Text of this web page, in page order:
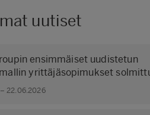
uutiset
ensimmäiset uudistetun
yrittäjäsopimukset
22.06.2026